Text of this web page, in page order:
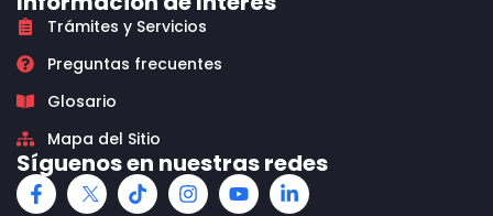
Trámites y Servicios
Preguntas frecuentes
Glosario
Mapa del Sitio
Síguenos en nuestras redes